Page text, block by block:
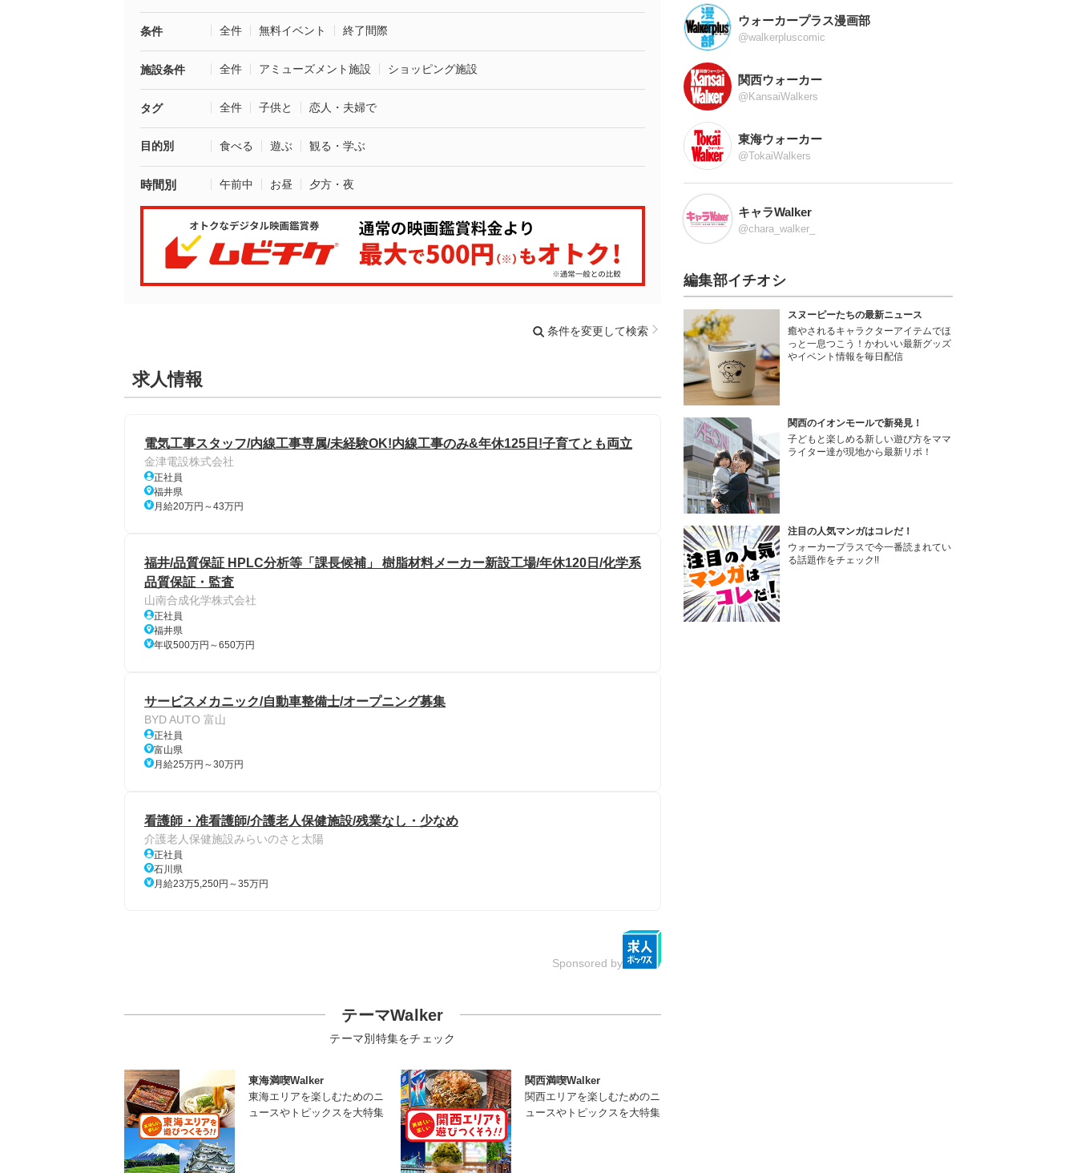
条件 全件 無料イベント 終了間際
施設条件 全件 アミューズメント施設 ショッピング施設
タグ 全件 子供と 恋人・夫婦で
目的別 食べる 遊ぶ 観る・学ぶ
時間別 午前中 お昼 夕方・夜
条件を変更して検索
求人情報
電気工事スタッフ/内線工事専属/未経験OK!内線工事のみ&年休125日!子育てとも両立
金津電設株式会社
正社員
福井県
月給20万円～43万円
福井/品質保証 HPLC分析等「課長候補」 樹脂材料メーカー新設工場/年休120日/化学系
品質保証・監査
山南合成化学株式会社
正社員
福井県
年収500万円～650万円
サービスメカニック/自動車整備士/オープニング募集
BYD AUTO 富山
正社員
富山県
月給25万円～30万円
看護師・准看護師/介護老人保健施設/残業なし・少なめ
介護老人保健施設みらいのさと太陽
正社員
石川県
月給23万5,250円～35万円
Sponsored by
テーマWalker
テーマ別特集をチェック
東海満喫Walker
東海エリアを楽しむためのニ
ュースやトピックスを大特集
関西満喫Walker
関西エリアを楽しむためのニ
ュースやトピックスを大特集
ウォーカープラス漫画部
@walkerpluscomic
関西ウォーカー
@KansaiWalkers
東海ウォーカー
@TokaiWalkers
キャラWalker
@chara_walker_
編集部イチオシ
スヌーピーたちの最新ニュース
癒やされるキャラクターアイテムでほ
っと一息つこう！かわいい最新グッズ
やイベント情報を毎日配信
関西のイオンモールで新発見！
子どもと楽しめる新しい遊び方をママ
ライター達が現地から最新リポ！
注目の人気マンガはコレだ！
ウォーカープラスで今一番読まれてい
る話題作をチェック!!